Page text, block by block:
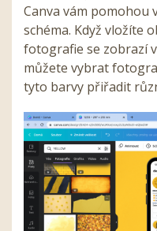
Canva vám pomohou
schéma. Když vložíte
fotografie se zobrazí
můžete vybrat
tyto barvy přiřadit